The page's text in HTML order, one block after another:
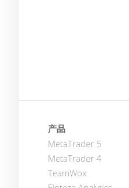
产品
MetaTrader 5
MetaTrader 4
TeamWox